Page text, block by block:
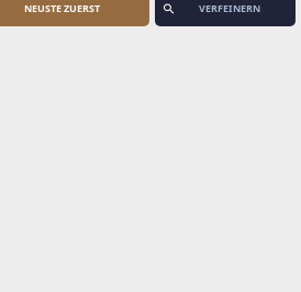
VERFEINERN